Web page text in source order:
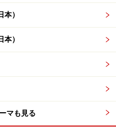
（216円）はふわふわのパ
ード。ヌクムクのロゴマー
エピならず。吉祥寺の人気
ードを使っています。ちょ
）
）
マも見る